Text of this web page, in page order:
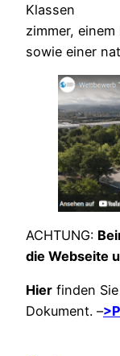
Klassen
zimmer,
sowie einer
ACHTUNG:
die Webseite
Hier finden
Dokument. –